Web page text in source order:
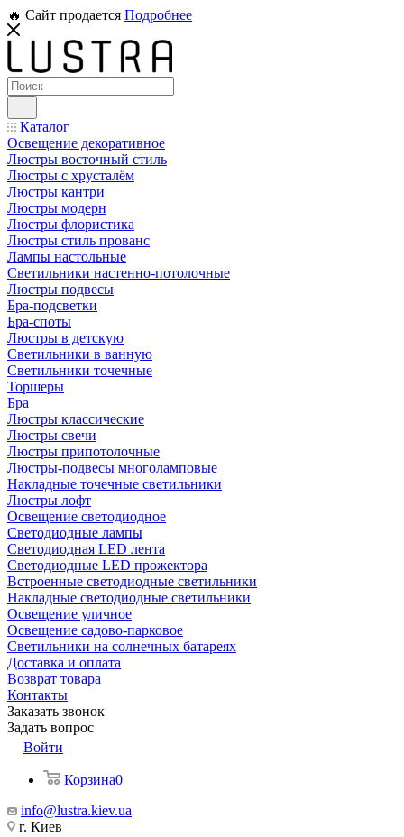
🔥 Сайт продается Подробнее
Каталог
Освещение декоративное
Люстры восточный стиль
Люстры с хрусталём
Люстры кантри
Люстры модерн
Люстры флористика
Люстры стиль прованс
Лампы настольные
Светильники настенно-потолочные
Люстры подвесы
Бра-подсветки
Бра-споты
Люстры в детскую
Светильники в ванную
Светильники точечные
Торшеры
Бра
Люстры классические
Люстры свечи
Люстры припотолочные
Люстры-подвесы многоламповые
Накладные точечные светильники
Люстры лофт
Освещение светодиодное
Светодиодные лампы
Светодиодная LED лента
Светодиодные LED прожектора
Встроенные светодиодные светильники
Накладные светодиодные светильники
Освещение уличное
Освещение садово-парковое
Светильники на солнечных батареях
Доставка и оплата
Возврат товара
Контакты
Заказать звонок
Задать вопрос
Войти
Корзина0
info@lustra.kiev.ua
г. Киев